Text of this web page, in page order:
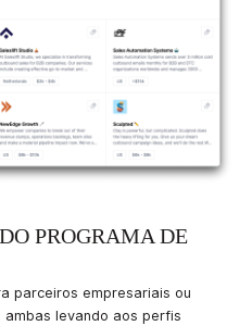
PROGRAMA DE
parceiros empresariais ou
levando aos perfis